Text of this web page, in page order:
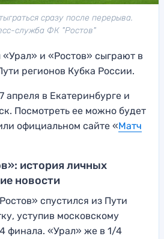
сразу после перерыва.
служба ФК "Ростов"
и «Ростов» сыграют в
регионов Кубка России.
апреля в Екатеринбурге и
Посмотреть ее можно будет
официальном сайте «Матч
история личных
новости
спустился из Пути
уступив московскому
финала. «Урал» же в 1/4